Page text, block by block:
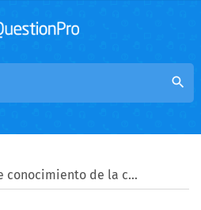
search
Base de conocimiento de la comunidad